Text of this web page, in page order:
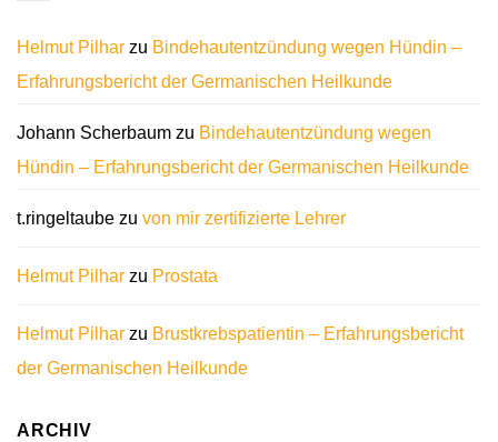
Helmut Pilhar zu Bindehautentzündung wegen Hündin –
Erfahrungsbericht der Germanischen Heilkunde
Johann Scherbaum zu Bindehautentzündung wegen
Hündin – Erfahrungsbericht der Germanischen Heilkunde
t.ringeltaube zu von mir zertifizierte Lehrer
Helmut Pilhar zu Prostata
Helmut Pilhar zu Brustkrebspatientin – Erfahrungsbericht
der Germanischen Heilkunde
ARCHIV